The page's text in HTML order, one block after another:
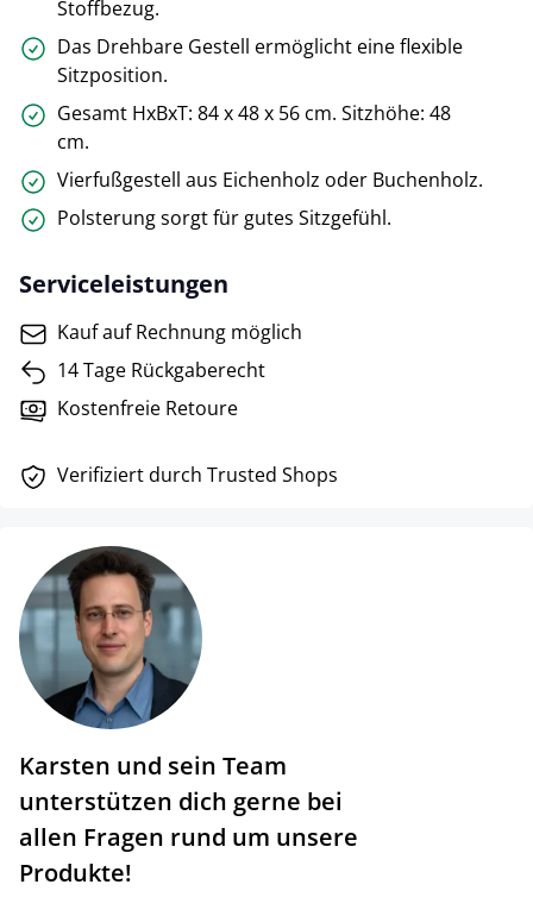
Stoffbezug.
Das Drehbare Gestell ermöglicht eine flexible
Sitzposition.
Gesamt HxBxT: 84 x 48 x 56 cm. Sitzhöhe: 48
cm.
Vierfußgestell aus Eichenholz oder Buchenholz.
Polsterung sorgt für gutes Sitzgefühl.
Serviceleistungen
Kauf auf Rechnung möglich
14 Tage Rückgaberecht
Kostenfreie Retoure
Verifiziert durch Trusted Shops
Karsten und sein Team
unterstützen dich gerne bei
allen Fragen rund um unsere
Produkte!